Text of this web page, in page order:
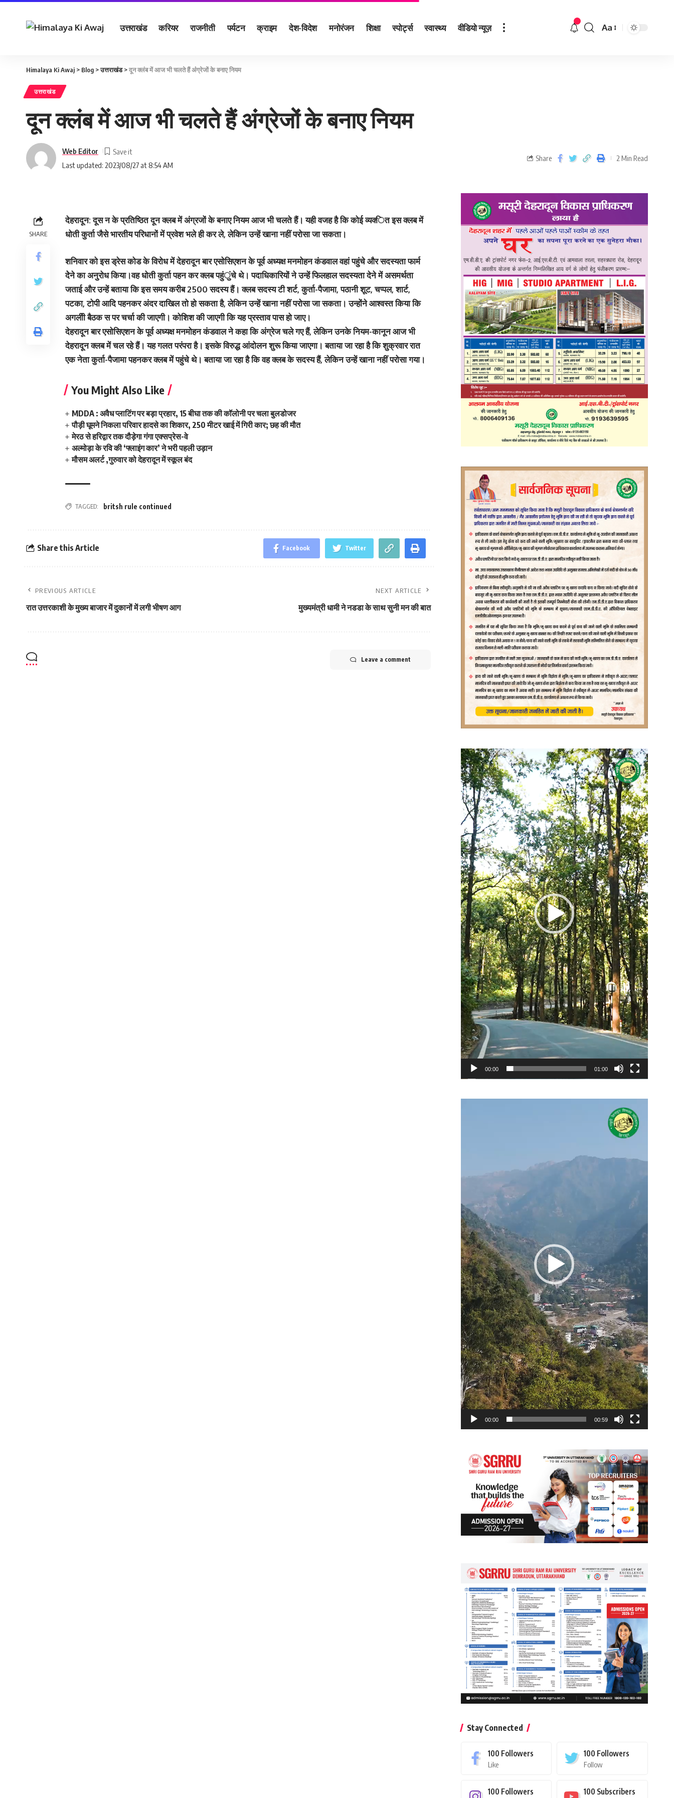
उत्तराखंड करियर राजनीती पर्यटन क्राइम देश-विदेश मनोरंजन शिक्षा स्पोर्ट्स स्वास्थ्य वीडियो न्यूज़ Aa
Himalaya Ki Awaj > Blog >उत्तराखंड>दून क्‍लंब में आज भी चलते हैं अंंग्रेजों के बनाए नियम
उत्तराखंड
दून क्‍लंब में आज भी चलते हैं अंंग्रेजों के बनाए नियम
Last updated: 2023/08/27 at 8:54 AM
Web Editor
Share 2 Min Read
SHARE
देहरादून: दूस न के प्रतिष्ठित दून क्‍लब में अंग्रजों के बनाए नियम आज भी चलते हैं। यही वजह है कि कोई व्‍यक्‍ित इस क्‍लब में
धोती कुर्ता जैसे भारतीय परिधानों में प्रवेश भले ही कर ले, लेकिन उन्‍हें खाना नहीं परोसा जा सकता।
शनिवार को इस ड्रेस कोड के विरोध में देहरादून बार एसोसिएशन के पूर्व अध्यक्ष मनमोहन कंडवाल वहां पहुंचे और सदस्‍यता फार्म
देेने का अनुरोध किया।वह धोती कुर्ता पहन कर क्‍लब पहुंुंचे थे। पदाधिकारियों ने उन्‍हें फिलहाल सदस्यता देने में असमर्थता
जताई और उन्हें बताया कि इस समय करीब 2500 सदस्य हैं। क्लब सदस्य टी शर्ट, कुर्ता-पैजामा, पठानी शूट, चप्पल, शार्ट,
पटका, टोपी आदि पहनकर अंदर दाखिल तो हो सकता है, लेकिन उन्हें खाना नहीं परोसा जा सकता। उन्‍होंने आश्‍वस्‍त किया कि
अगलीी बैठक स पर चर्चा की जाएगी। कोशिश की जाएगी कि यह प्रस्ताव पास हो जाए।
देहरादून बार एसोसिएशन के पूर्व अध्यक्ष मनमोहन कंडवाल ने कहा कि अंग्रेज चले गए हैं, लेकिन उनके नियम-कानून आज भी
देहरादून क्लब में चल रहे हैं। यह गलत परंपरा है। इसके विरुद्ध आंदोलन शुरू किया जाएगा। बताया जा रहा है कि शुक्रवार रात
एक नेता कुर्ता-पैजामा पहनकर क्लब में पहुंचे थे। बताया जा रहा है कि वह क्लब के सदस्य हैं, लेकिन उन्हें खाना नहीं परोसा गया।
You Might Also Like
MDDA : अवैध प्लाटिंग पर बड़ा प्रहार, 15 बीघा तक की कॉलोनी पर चला बुलडोजर
पौड़ी घूमने निकला परिवार हादसे का शिकार, 250 मीटर खाई में गिरी कार; छह की मौत
मेरठ से हरिद्वार तक दौड़ेगा गंगा एक्सप्रेस-वे
अल्मोड़ा के रवि की ‘फ्लाइंग कार’ ने भरी पहली उड़ान
मौसम अलर्ट ,गुरुवार को देहरादून में स्कूल बंद
TAGGED: britsh rule continued
Share this Article Facebook Twitter
PREVIOUS ARTICLE
रात उत्तरकाशी के मुख्य बाजार में दुकानों में लगी भीषण आग
NEXT ARTICLE
मुख्‍यमंत्री धामी ने नडडा के साथ सुनी मन की बात
Leave a comment
Video
Player
00:00 01:00
00:00 00:59
Stay Connected
100 Followers
Like
100 Followers
Follow
100 Followers 100 Subscribers